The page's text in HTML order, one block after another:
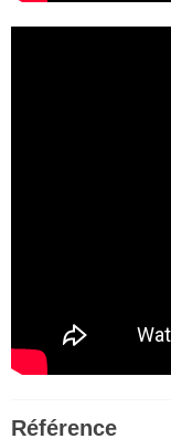
Référence